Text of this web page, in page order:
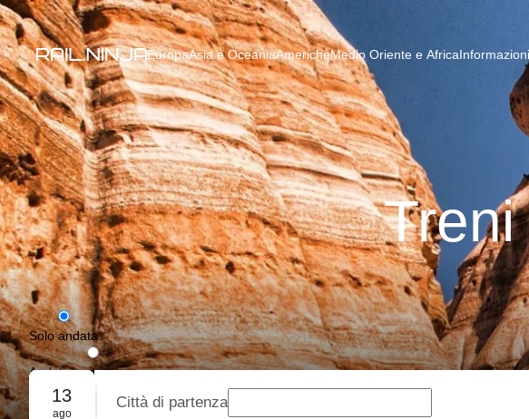
EuropaAsia e OceaniaAmericheMedio Oriente e AfricaInformazioni
Solo andata
Andata e ritorno
Prenotazione di gruppo
13
ago
Città di partenza